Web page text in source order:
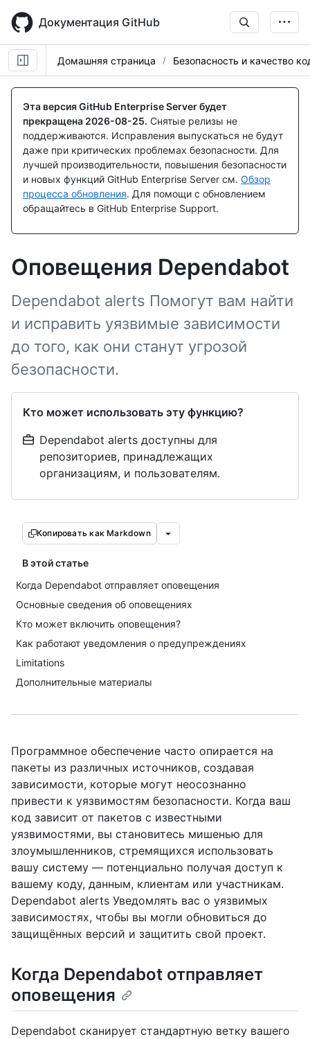
main
content
Документация GitHub
Домашняя страница Безопасность и качество
Эта версия GitHub Enterprise Server будет
прекращена 2026-08-25. Снятые релизы не
поддерживаются. Исправления выпускаться не будут
даже при критических проблемах безопасности. Для
лучшей производительности, повышения безопасности
и новых функций GitHub Enterprise Server см. Обзор
процесса обновления. Для помощи с обновлением
обращайтесь в GitHub Enterprise Support.
Оповещения Dependabot
Dependabot alerts Помогут вам найти
и исправить уязвимые зависимости
до того, как они станут угрозой
безопасности.
Кто может использовать эту функцию?
Dependabot alerts доступны для
репозиториев, принадлежащих
организациям, и пользователям.
Копировать как Markdown
В этой статье
Когда Dependabot отправляет оповещения
Основные сведения об оповещениях
Кто может включить оповещения?
Как работают уведомления о предупреждениях
Limitations
Дополнительные материалы
Программное обеспечение часто опирается на
пакеты из различных источников, создавая
зависимости, которые могут неосознанно
привести к уязвимостям безопасности. Когда ваш
код зависит от пакетов с известными
уязвимостями, вы становитесь мишенью для
злоумышленников, стремящихся использовать
вашу систему — потенциально получая доступ к
вашему коду, данным, клиентам или участникам.
Dependabot alerts Уведомлять вас о уязвимых
зависимостях, чтобы вы могли обновиться до
защищённых версий и защитить свой проект.
Когда Dependabot отправляет
оповещения
Dependabot сканирует стандартную ветку вашего